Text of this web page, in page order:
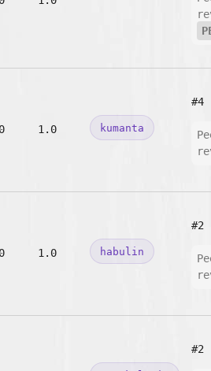
1.0 kumanta
#4
1.0 habulin
#2
#2